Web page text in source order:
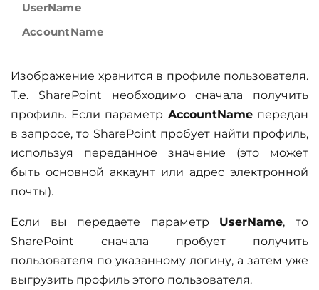
UserName
AccountName
Изображение хранится в профиле пользователя.
Т.е. SharePoint необходимо сначала получить
профиль. Если параметр AccountNameпередан
в запросе, то SharePoint пробует найти профиль,
используя переданное значение (это может
быть основной аккаунт или адрес электронной
почты).
Если вы передаете параметр UserName, то
SharePoint сначала пробует получить
пользователя по указанному логину, а затем уже
выгрузить профиль этого пользователя.